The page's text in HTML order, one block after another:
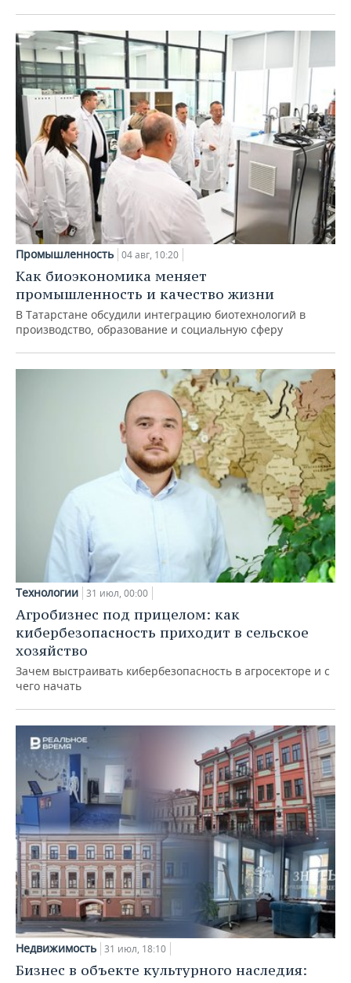
Промышленность 04 авг, 10:20
Как биоэкономика меняет
промышленность и качество жизни
В Татарстане обсудили интеграцию биотехнологий в
производство, образование и социальную сферу
Технологии 31 июл, 00:00
Агробизнес под прицелом: как
кибербезопасность приходит в сельское
хозяйство
Зачем выстраивать кибербезопасность в агросекторе и с
чего начать
Недвижимость 31 июл, 18:10
Бизнес в объекте культурного наследия: